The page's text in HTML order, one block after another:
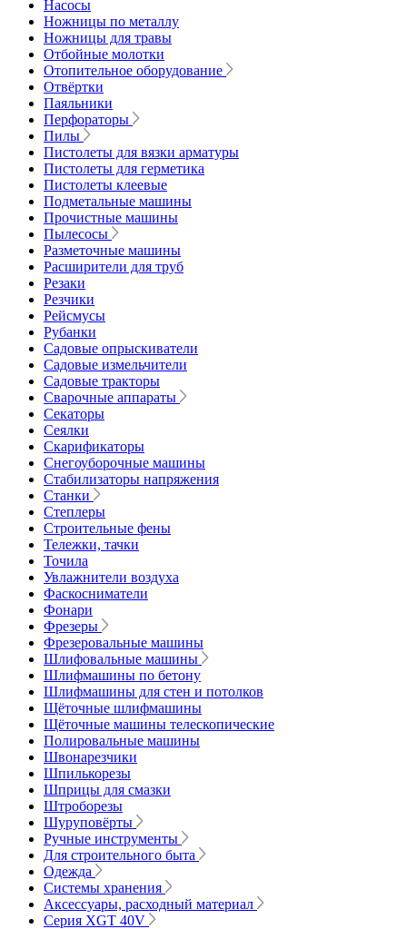
Насосы
Ножницы по металлу
Ножницы для травы
Отбойные молотки
Отопительное оборудование
Отвёртки
Паяльники
Перфораторы
Пилы
Пистолеты для вязки арматуры
Пистолеты для герметика
Пистолеты клеевые
Подметальные машины
Прочистные машины
Пылесосы
Разметочные машины
Расширители для труб
Резаки
Резчики
Рейсмусы
Рубанки
Садовые опрыскиватели
Садовые измельчители
Садовые тракторы
Сварочные аппараты
Секаторы
Сеялки
Скарификаторы
Снегоуборочные машины
Стабилизаторы напряжения
Станки
Степлеры
Строительные фены
Тележки, тачки
Точила
Увлажнители воздуха
Фаскосниматели
Фонари
Фрезеры
Фрезеровальные машины
Шлифовальные машины
Шлифмашины по бетону
Шлифмашины для стен и потолков
Щёточные шлифмашины
Щёточные машины телескопические
Полировальные машины
Швонарезчики
Шпилькорезы
Шприцы для смазки
Штроборезы
Шуруповёрты
Ручные инструменты
Для строительного быта
Одежда
Системы хранения
Аксессуары, расходный материал
Серия XGT 40V